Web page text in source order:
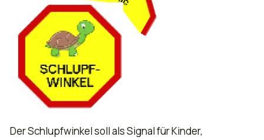
Der Schlupfwinkel soll als Signal für Kinder,